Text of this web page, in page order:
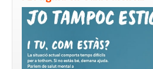
TV3
per
Avançar
en